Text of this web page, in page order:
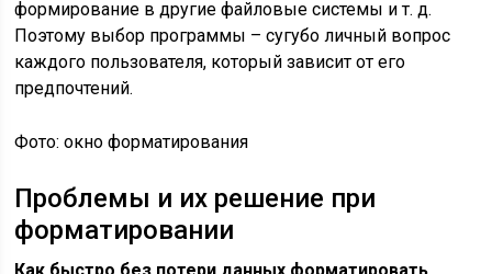
формирование в другие файловые системы и т. д.
Поэтому выбор программы – сугубо личный вопрос
каждого пользователя, который зависит от его
предпочтений.
Фото: окно форматирования
Проблемы и их решение при
форматировании